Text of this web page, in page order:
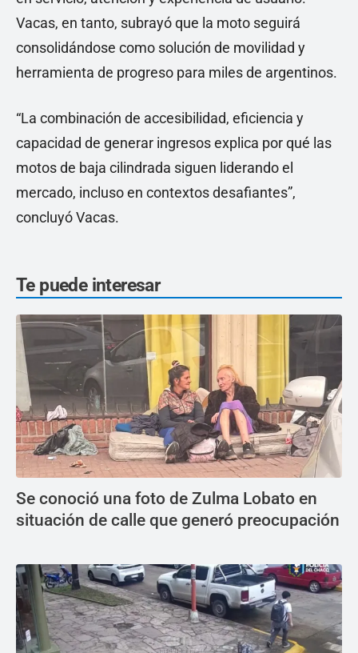
Vacas, en tanto, subrayó que la moto seguirá
consolidándose como solución de movilidad y
herramienta de progreso para miles de argentinos.
“La combinación de accesibilidad, eficiencia y
capacidad de generar ingresos explica por qué las
motos de baja cilindrada siguen liderando el
mercado, incluso en contextos desafiantes”,
concluyó Vacas.
Te puede interesar
Se conoció una foto de Zulma Lobato en
situación de calle que generó preocupación